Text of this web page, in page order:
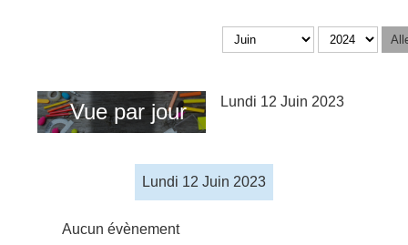
Vue par jour Lundi 12 Juin 2023
Lundi 12 Juin 2023
Aucun évènement